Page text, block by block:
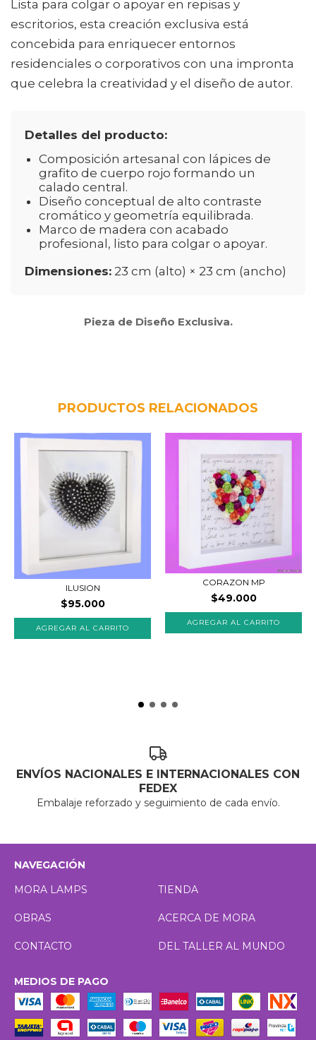
Lista para colgar o apoyar en repisas y
escritorios, esta creación exclusiva está
concebida para enriquecer entornos
residenciales o corporativos con una impronta
que celebra la creatividad y el diseño de autor.
Detalles del producto:
Composición artesanal con lápices de
grafito de cuerpo rojo formando un
calado central.
Diseño conceptual de alto contraste
cromático y geometría equilibrada.
Marco de madera con acabado
profesional, listo para colgar o apoyar.
Dimensiones: 23 cm (alto) × 23 cm (ancho)
Pieza de Diseño Exclusiva.
PRODUCTOS RELACIONADOS
ILUSION
$95.000
CORAZON MP
$49.000
AGREGAR AL CARRITO
ENVÍOS NACIONALES E INTERNACIONALES CON
FEDEX
Embalaje reforzado y seguimiento de cada envío.
NAVEGACIÓN
MORA LAMPS
TIENDA
OBRAS ACERCA DE MORA
CONTACTO DEL TALLER AL MUNDO
MEDIOS DE PAGO